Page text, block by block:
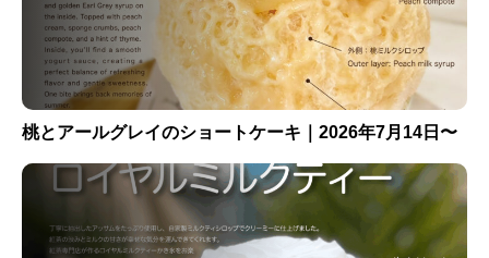
桃とアールグレイのショートケーキ｜2026年7月14日〜